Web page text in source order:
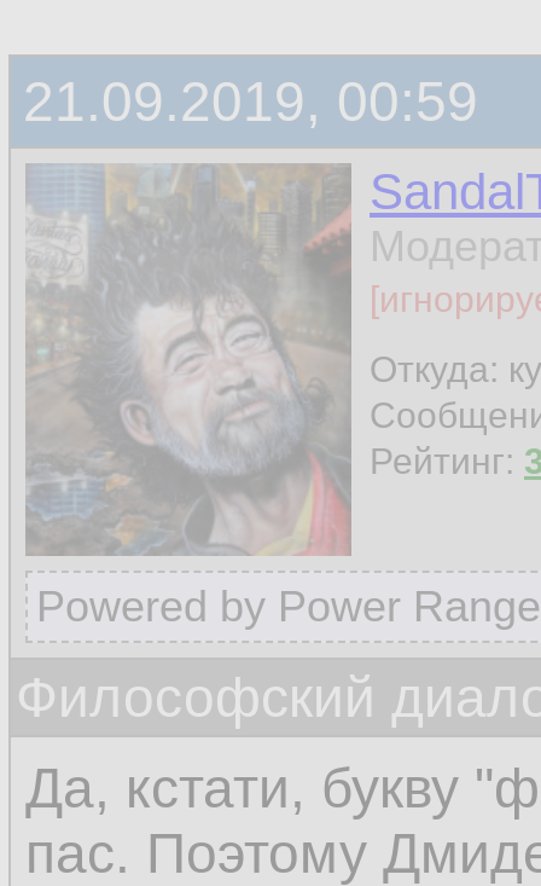
21.09.2019, 00:59
Откуда:
Рейтинг:
Powered by Power
Философский
Да, кстати, букву
пас. Поэтому